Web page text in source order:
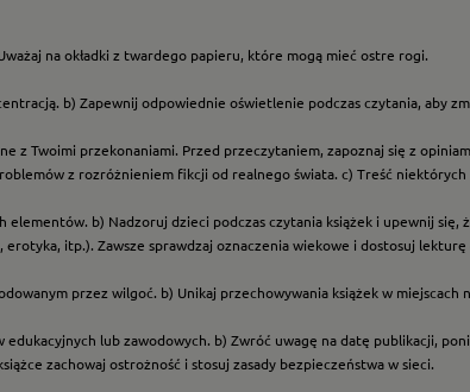
na okładki z twardego papieru, które mogą mieć ostre rogi.
b) Zapewnij odpowiednie oświetlenie podczas czytania, aby
Twoimi przekonaniami. Przed przeczytaniem, zapoznaj się z
z rozróżnieniem fikcji od realnego świata. c) Treść niektórych
elementów. b) Nadzoruj dzieci podczas czytania książek i upewnij się,
itp.). Zawsze sprawdzaj oznaczenia wiekowe i dostosuj
przez wilgoć. b) Unikaj przechowywania książek w miejscach
lub zawodowych. b) Zwróć uwagę na datę publikacji,
zachowaj ostrożność i stosuj zasady bezpieczeństwa w sieci.